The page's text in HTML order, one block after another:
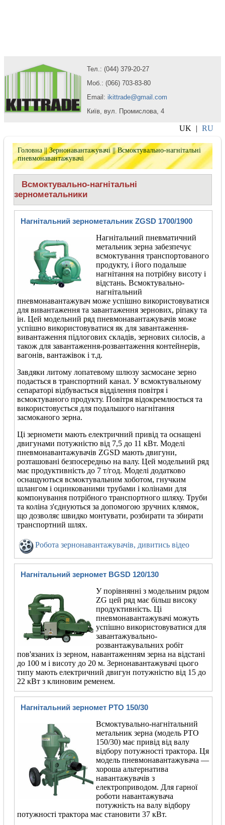
Тел.: (044) 379-20-27
Моб.: (066) 703-83-80
Email: ikittrade@gmail.com
Київ, вул. Промислова, 4
UK | RU
Головна||Зернонавантажувачі|| Всмоктувально-нагнітальні
пневмонавантажувачі
Всмоктувально-нагнітальні
зернометальники
Нагнітальний зернометальник ZGSD 1700/1900
Нагнітальний пневматичний
метальник зерна забезпечує
всмоктування транспортованого
продукту, і його подальше
нагнітання на потрібну висоту і
відстань. Всмоктувально-
нагнітальний
пневмонавантажувач може успішно використовуватися
для вивантаження та завантаження зернових, ріпаку та
ін. Цей модельний ряд пневмонавантажувачів може
успішно використовуватися як для завантаження-
вивантаження підлогових складів, зернових силосів, а
також для завантаження-розвантаження контейнерів,
вагонів, вантажівок і т.д.
Завдяки литому лопатевому шлюзу засмосане зерно
подається в транспортний канал. У всмоктувальному
сепараторі відбувається відділення повітря і
всмоктуваного продукту. Повітря відокремлюється та
використовується для подальшого нагнітання
засмоканого зерна.
Ці зерномети мають електричний привід та оснащені
двигунами потужністю від 7,5 до 11 кВт. Моделі
пневмонавантажувачів ZGSD мають двигуни,
розташовані безпосередньо на валу. Цей модельний ряд
має продуктивність до 7 т/год. Моделі додатково
оснащуються всмоктувальним хоботом, гнучким
шлангом і оцинкованими трубами і колінами для
компонування потрібного транспортного шляху. Труби
та коліна з'єднуються за допомогою зручних клямок,
що дозволяє швидко монтувати, розбирати та збирати
транспортний шлях.
Робота зернонавантажувачів, дивитись відео
Нагнітальний зерномет ВGSD 120/130
У порівнянні з модельним рядом
ZG цей ряд має більш високу
продуктивність. Ці
пневмонавантажувачі можуть
успішно використовуватися для
завантажувально-
розвантажувальних робіт
пов'язаних із зерном, навантаженням зерна на відстані
до 100 м і висоту до 20 м. Зернонавантажувачі цього
типу мають електричний двигун потужністю від 15 до
22 кВт з клиновим ременем.
Нагнітальний зерномет PTO 150/30
Всмоктувально-нагнітальний
метальник зерна (модель PTO
150/30) має привід від валу
відбору потужності трактора. Ця
модель пневмонавантажувача —
хороша альтернатива
навантажувачів з
електроприводом. Для гарної
роботи навантажувача
потужність на валу відбору
потужності трактора має становити 37 кВт.